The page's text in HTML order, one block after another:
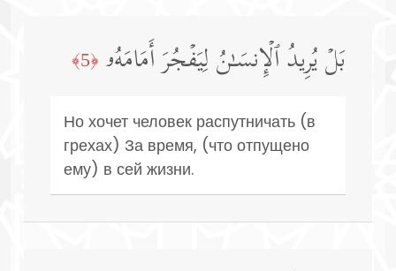
بَلۡ یُرِیدُ ٱلۡإِنسَـٰنُ لِیَفۡجُرَ أَمَامَهُۥ ﴿5﴾
Но хочет человек распутничать (в
грехах) За время, (что отпущено
ему) в сей жизни.